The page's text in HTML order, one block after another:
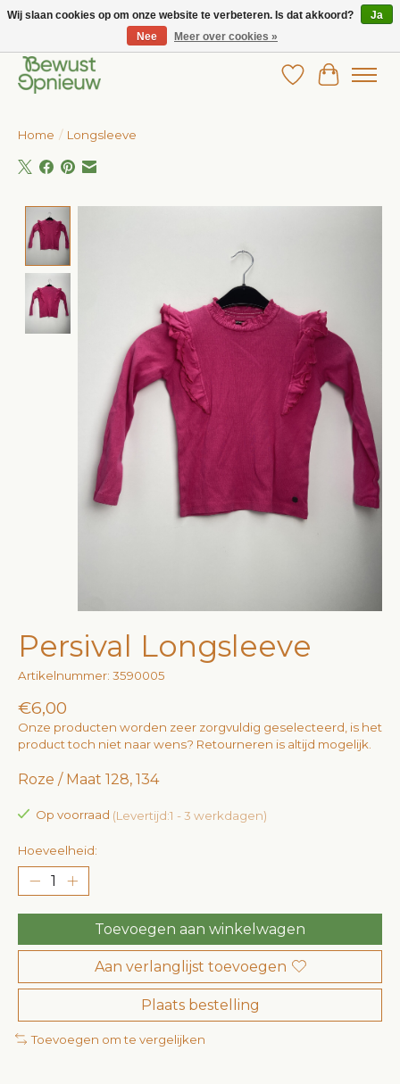
Wij bieden het grootste aanbod in betaalbare kinderkleding!
Verlanglijst
Home / Longsleeve
Persival Longsleeve
Artikelnummer: 3590005
€6,00
Onze producten worden zeer zorgvuldig geselecteerd, is het
product toch niet naar wens? Retourneren is altijd mogelijk.
Roze / Maat 128, 134
Op voorraad (Levertijd:1 - 3 werkdagen)
Hoeveelheid:
Toevoegen aan winkelwagen
Aan verlanglijst toevoegen
Plaats bestelling
Toevoegen om te vergelijken
Wij slaan cookies op om onze website te verbeteren. Is dat akkoord?
Ja
Nee
Meer over cookies »